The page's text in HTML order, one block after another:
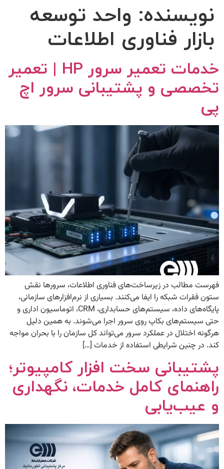
نویسنده: واحد توسعه
بازار فناوری اطلاعات
خدمات تعمیر سرور HP | تعمیر
تخصصی و پشتیبانی سرور اچ
پی
فهرست مطالب در زیرساخت‌های فناوری اطلاعات، سرورها نقش
ستون فقرات شبکه را ایفا می‌کنند. بسیاری از نرم‌افزارهای سازمانی،
پایگاه‌های داده، سیستم‌های حسابداری، CRM، اتوماسیون اداری و
حتی سیستم‌های بکاپ روی سرور اجرا می‌شوند. به همین دلیل
هرگونه اختلال در عملکرد سرور می‌تواند کل سازمان را با بحران مواجه
کند. در چنین شرایطی استفاده از خدمات […]
پشتیبانی سخت افزار کامپیوتر؛
راهنمای کامل خدمات، نگهداری
و عیب‌یابی